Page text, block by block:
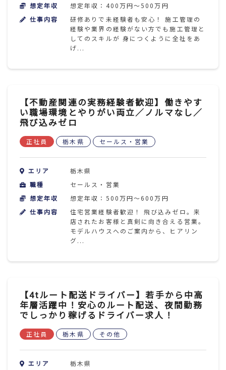
想定年収
想定年収：400万円～500万円
仕事内容
研修ありで未経験者も安心！ 施工管理の
経験や業界の経験がない方でも施工管理と
してのスキルが 身につくように全社をあ
げ...
【不動産関連の実務経験者歓迎】働きやす
い職場環境とやりがい両立／ノルマなし／
飛び込みゼロ
正社員 栃木県 セールス・営業
エリア
栃木県
職種
セールス・営業
想定年収
想定年収：500万円～600万円
仕事内容
住宅営業経験者歓迎！ 飛び込みゼロ。来
店されたお客様と真剣に向き合える営業。
モデルハウスへのご案内から、ヒアリン
グ...
【4tルート配送ドライバー】若手から中高
年層活躍中！安心のルート配送、夜間勤務
でしっかり稼げるドライバー求人！
正社員 栃木県 その他
エリア 栃木県